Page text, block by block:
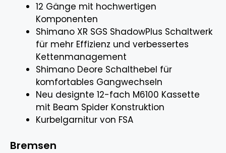
12 Gänge mit hochwertigen
Komponenten
Shimano XR SGS ShadowPlus Schaltwerk
für mehr Effizienz und verbessertes
Kettenmanagement
Shimano Deore Schalthebel für
komfortables Gangwechseln
Neu designte 12-fach M6100 Kassette
mit Beam Spider Konstruktion
Kurbelgarnitur von FSA
Bremsen